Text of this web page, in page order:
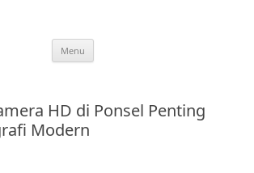
Menu
HD di Ponsel Penting
Modern